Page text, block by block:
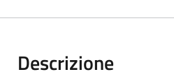
Descrizione